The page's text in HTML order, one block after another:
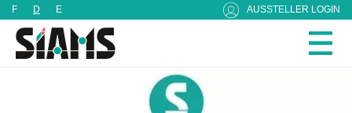
F D E AUSSTELLER LOGIN
Cookie-Einstellungen